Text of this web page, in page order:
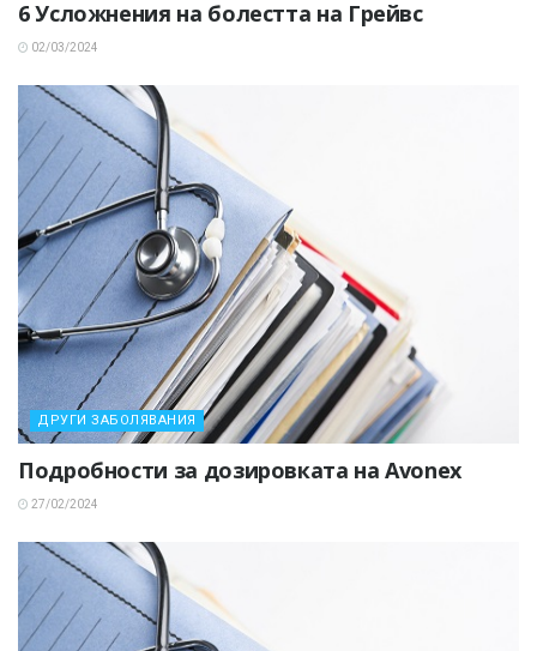
6 Усложнения на болестта на Грейвс
02/03/2024
ДРУГИ ЗАБОЛЯВАНИЯ
Подробности за дозировката на Avonex
27/02/2024